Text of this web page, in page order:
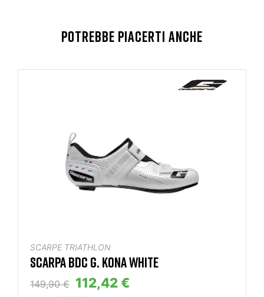
POTREBBE PIACERTI ANCHE
SCARPE TRIATHLON
SCARPA BDC G. KONA WHITE
149,90 € 112,42 €